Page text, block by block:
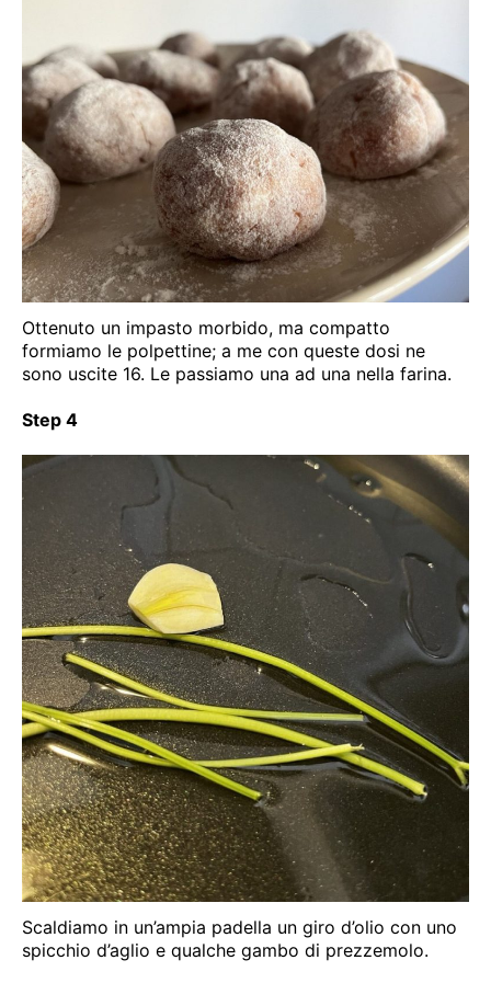
Ottenuto un impasto morbido, ma compatto
formiamo le polpettine; a me con queste dosi ne
sono uscite 16. Le passiamo una ad una nella farina.
Step 4
Scaldiamo in un’ampia padella un giro d’olio con uno
spicchio d’aglio e qualche gambo di prezzemolo.